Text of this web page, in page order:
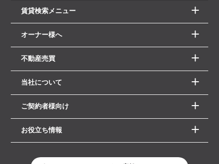
賃貸検索メニュー
オーナー様へ
不動産売買
当社について
ご契約者様向け
お役立ち情報